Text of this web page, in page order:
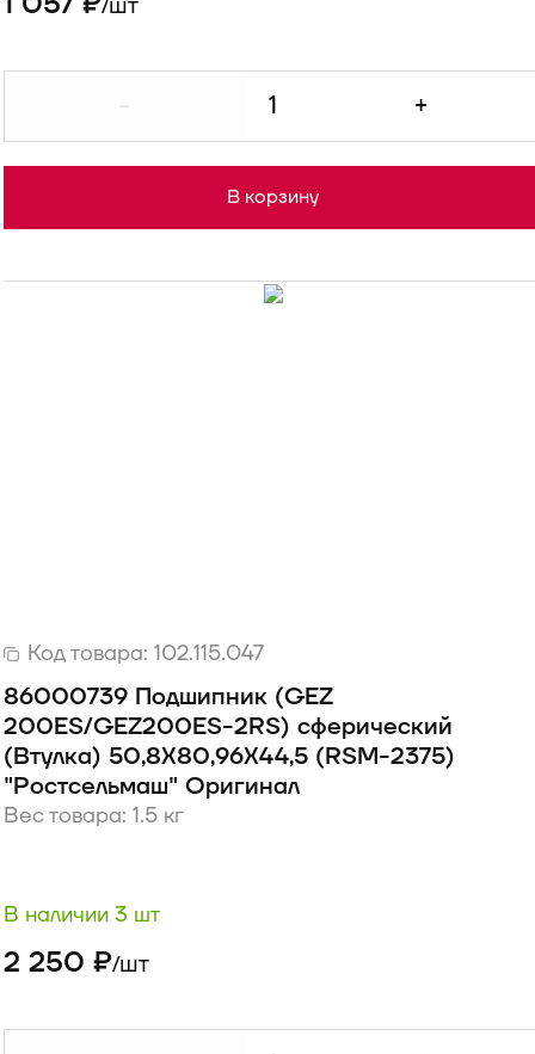
/шт
+
В корзину
Код товара: 102.115.047
86000739 Подшипник (GEZ
200ES/GEZ200ES-2RS) сферический
(Втулка) 50,8Х80,96Х44,5 (RSM-2375)
"Ростсельмаш" Оригинал
Вес товара: 1.5 кг
В наличии 3 шт
2 250 ₽/шт